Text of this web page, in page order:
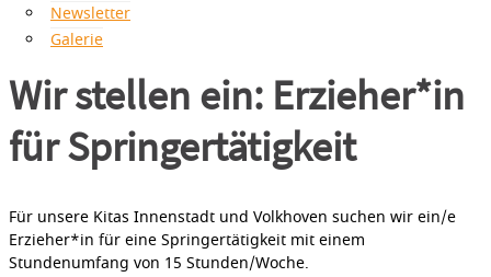
Newsletter
Galerie
Wir stellen ein: Erzieher*in
für Springertätigkeit
Für unsere Kitas Innenstadt und Volkhoven suchen wir ein/e
Erzieher*in für eine Springertätigkeit mit einem
Stundenumfang von 15 Stunden/Woche.